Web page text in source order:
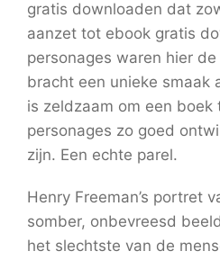
gratis downloaden dat
aanzet tot ebook gratis
personages waren hier
bracht een unieke smaak
is zeldzaam om een
personages zo goed
zijn. Een echte parel.
Henry Freeman’s portret
somber, onbevreesd
het slechtste van de